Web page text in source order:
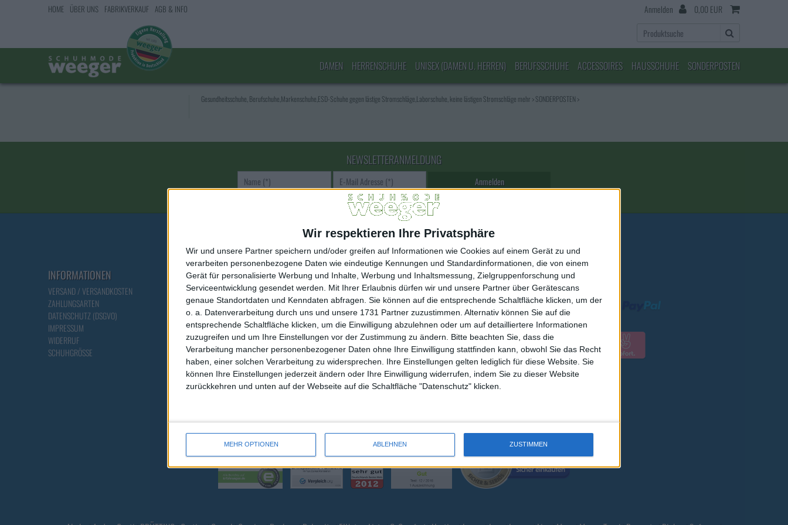
Wir respektieren Ihre Privatsphäre
Wir und unsere Partner speichern und/oder greifen auf Informationen wie Cookies auf einem Gerät zu und
verarbeiten personenbezogene Daten wie eindeutige Kennungen und Standardinformationen, die von einem
Gerät für personalisierte Werbung und Inhalte, Werbung und Inhaltsmessung, Zielgruppenforschung und
Serviceentwicklung gesendet werden.
Mit Ihrer Erlaubnis dürfen wir und unsere Partner über Gerätescans
genaue Standortdaten und Kenndaten abfragen. Sie können auf die entsprechende Schaltfläche klicken, um der
o. a. Datenverarbeitung durch uns und unsere 1731 Partner zuzustimmen. Alternativ können Sie auf die
entsprechende Schaltfläche klicken, um die Einwilligung abzulehnen oder um auf detailliertere Informationen
zuzugreifen und um Ihre Einstellungen vor der Zustimmung zu ändern.
Bitte beachten Sie, dass die
Verarbeitung mancher personenbezogener Daten ohne Ihre Einwilligung stattfinden kann, obwohl Sie das Recht
haben, einer solchen Verarbeitung zu widersprechen. Ihre Einstellungen gelten lediglich für diese Website. Sie
können Ihre Einstellungen jederzeit ändern oder Ihre Einwilligung widerrufen, indem Sie zu dieser Website
zurückkehren und unten auf der Webseite auf die Schaltfläche "Datenschutz" klicken.
MEHR OPTIONEN ABLEHNEN ZUSTIMMEN
HOME ÜBER UNS FABRIKVERKAUF AGB & INFO Anmelden 0,00 EUR
DAMEN HERRENSCHUHE UNISEX (DAMEN U. HERREN) BERUFSSCHUHE ACCESSOIRES HAUSSCHUHE SONDERPOSTEN
Gesundheitsschuhe, Berufschuhe,Markenschuhe,ESD-Schuhe gegen lästige Stromschläge,Laborschuhe, keine lästigen Stromschläge mehr >SONDERPOSTEN >
NEWSLETTERANMELDUNG
Name E-Mail Adresse
INFORMATIONEN
VERSAND / VERSANDKOSTEN
ZAHLUNGSARTEN
DATENSCHUTZ (DSGVO)
IMPRESSUM
WIDERRUF
SCHUHGRÖSSE
ÜBER UNS
ONLINE - KATALOG
PARTNER
HOME
ÜBER UNS
FABRIKVERKAUF
AGB & INFO
SCHUH WEEGER
MEIN KONTO
KONTAKT
WARENKORB
ZAHLUNG / VERSAND